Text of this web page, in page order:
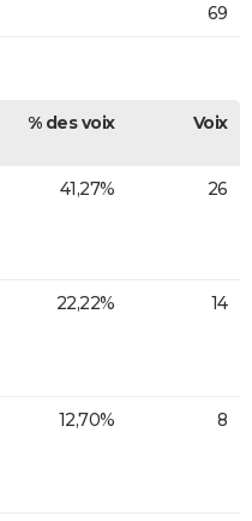
69
% des voix Voix
41,27% 26
22,22% 14
12,70% 8